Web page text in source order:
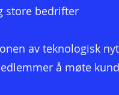
store bedrifter
av teknologisk
å møte